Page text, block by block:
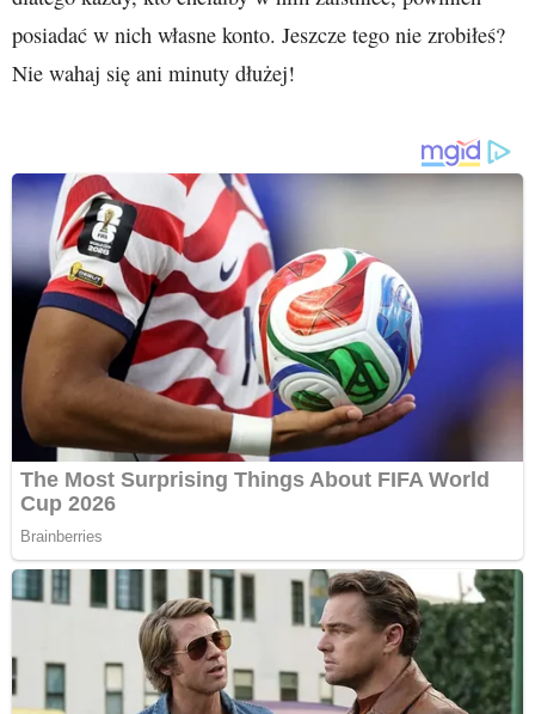
posiadać w nich własne konto. Jeszcze tego nie zrobiłeś?
Nie wahaj się ani minuty dłużej!